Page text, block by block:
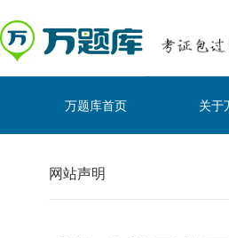
万题库首页 关于
网站声明